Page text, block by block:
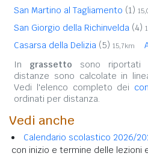
San Martino al Tagliamento (1)
San Giorgio della Richinvelda (4)
Casarsa della Delizia (5) 15,7km
In grassetto sono
distanze sono calcolate in
Vedi l'elenco completo dei
ordinati per distanza.
Vedi anche
Calendario scolastico 2026/
con inizio e termine delle lezioni